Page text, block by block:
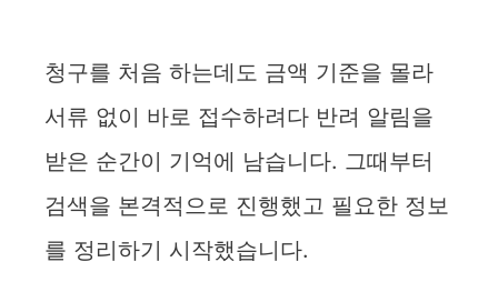
청구를 처음 하는데도 금액 기준을 몰라
서류 없이 바로 접수하려다 반려 알림을
받은 순간이 기억에 남습니다. 그때부터
검색을 본격적으로 진행했고 필요한 정보
를 정리하기 시작했습니다.